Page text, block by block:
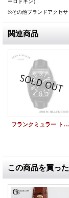
ーロドキン）
※その他ブランドアクセサ
関連商品
フランクミュラー トノウカーベックス ブラッククロコ 8880SC BLK CRO
この商品を買っ